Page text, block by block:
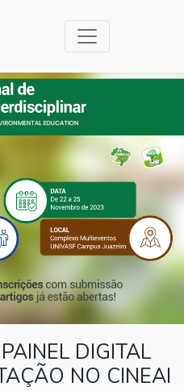
DIGITAL
NO CINEAI